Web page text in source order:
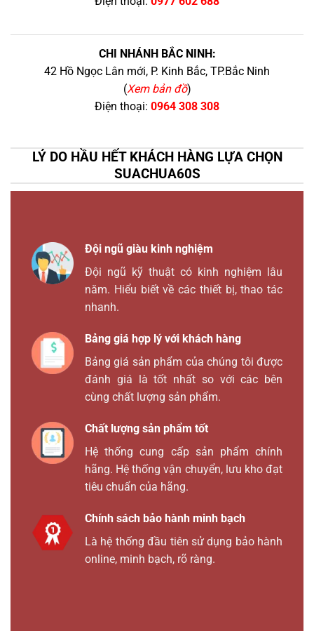
CHI NHÁNH BẮC NINH:
42 Hồ Ngọc Lân mới, P. Kinh Bắc, TP.Bắc Ninh
(Xem bản đồ)
Điện thoại: 0964 308 308
LÝ DO HẦU HẾT KHÁCH HÀNG LỰA CHỌN
SUACHUA60S
Đội ngũ giàu kinh nghiệm
Đội ngũ kỹ thuật có kinh nghiệm lâu
năm. Hiểu biết về các thiết bị, thao tác
nhanh.
Bảng giá hợp lý với khách hàng
Bảng giá sản phẩm của chúng tôi được
đánh giá là tốt nhất so với các bên
cùng chất lượng sản phẩm.
Chất lượng sản phẩm tốt
Hệ thống cung cấp sản phẩm chính
hãng. Hệ thống vận chuyển, lưu kho đạt
tiêu chuẩn của hãng.
Chính sách bảo hành minh bạch
Là hệ thống đầu tiên sử dụng bảo hành
online, minh bạch, rõ ràng.